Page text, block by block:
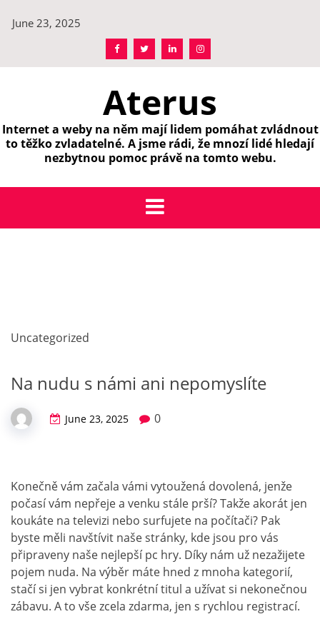
June 23, 2025
Aterus
Internet a weby na něm mají lidem pomáhat zvládnout
to těžko zvladatelné. A jsme rádi, že mnozí lidé hledají
nezbytnou pomoc právě na tomto webu.
Uncategorized
Na nudu s námi ani nepomyslíte
June 23, 2025 0
Konečně vám začala vámi vytoužená dovolená, jenže
počasí vám nepřeje a venku stále prší? Takže akorát jen
koukáte na televizi nebo surfujete na počítači? Pak
byste měli navštívit naše stránky, kde jsou pro vás
připraveny naše nejlepší pc hry. Díky nám už nezažijete
pojem nuda. Na výběr máte hned z mnoha kategorií,
stačí si jen vybrat konkrétní titul a užívat si nekonečnou
zábavu. A to vše zcela zdarma, jen s rychlou registrací.